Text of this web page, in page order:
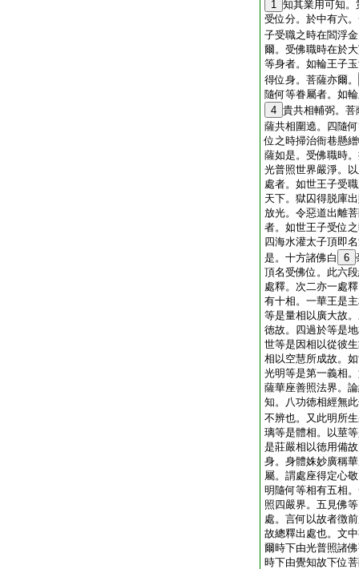
1 知其業用可知
受位分。於中有六
子受職之時在閻浮
爾。受佛職時在於
等身者。如輪王子
得位身。菩薩亦爾。
隨何等眷屬者。如
4 貴共相輔弼。
薩共相圍遶。四隨
位之時掃治衙巷懸
薩如是。受佛職時
光普照世界嚴淨。
處者。如世王子受
天下。獄囚得脱庫
放光。令惡道出離
者。如世王子受位
四海水灌太子頂即
是。十方諸佛白
6
頂名受佛位。此六
處釋。次二亦一處
有十相。一華王是
等是量相以廣大故
徳故。四過於等是
世等是因相以從彼
相以空慧所成故。
光明等是第一義相
薩華座善照法界。
知。八功徳相經無
不辨也。又此明所
璃等是體相。以莖
是莊嚴相以徳用備
身。身體姝妙廣稱
屬。謂處座得定心
明隨何等相有五相
照四嚴界。五見佛
處。言何以故者徴
故總釋出處也。文
爾時下由光普照諸
時下由覺知故下位